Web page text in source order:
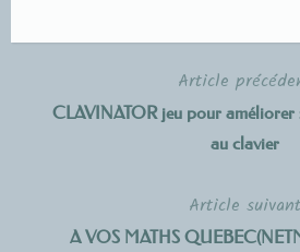
Article
CLAVINATOR jeu pour améliorer
au clavier
Article suivant
A VOS MATHS